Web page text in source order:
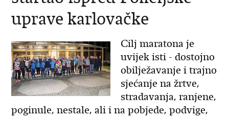
uprave karlovačke
Cilj maratona je
uvijek isti - dostojno
obilježavanje i trajno
sjećanje na žrtve,
stradavanja, ranjene,
poginule, nestale, ali i na pobjede, podvige,